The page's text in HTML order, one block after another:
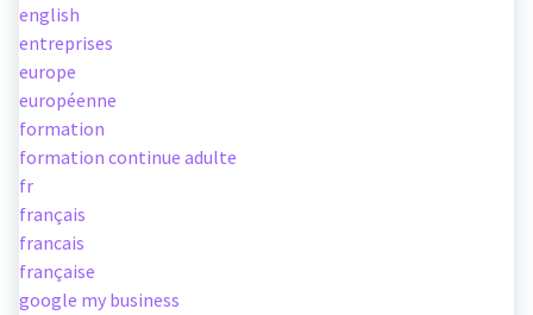
english
entreprises
europe
européenne
formation
formation continue adulte
fr
français
francais
française
google my business